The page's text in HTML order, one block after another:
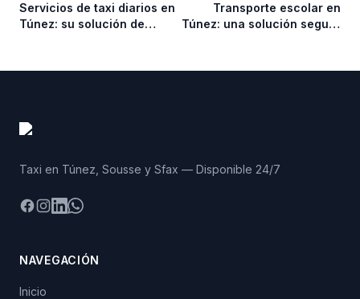
Servicios de taxi diarios en
Túnez: su solución de
Transporte escolar en
Túnez: una solución segura
Taxi en Túnez, Sousse y Sfax — Disponible 24/7
Facebook
Instagram
LinkedIn
WhatsApp
NAVEGACIÓN
Inicio